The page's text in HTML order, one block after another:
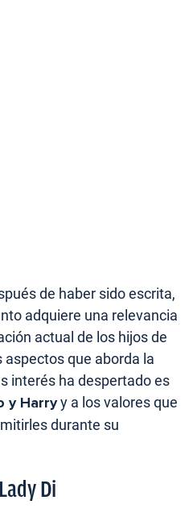
de haber sido escrita,
adquiere una relevancia
actual de los hijos de
aspectos que aborda la
interés ha despertado es
y Harryy a los valores que
durante su
Di